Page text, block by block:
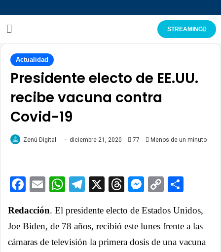
STREAMING
Actualidad
Presidente electo de EE.UU.
recibe vacuna contra
Covid-19
Zenú Digital diciembre 21, 2020 77 Menos de un minuto
Facebook
EmailWhatsApp
Telegram
X ThreadsCopy
Redacción. El presidente electo de Estados Unidos,
Joe Biden, de 78 años, recibió este lunes frente a las
cámaras de televisión la primera dosis de una vacuna